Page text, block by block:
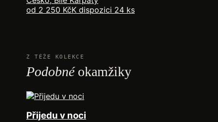
od 2 250 KčK dispozici 24 ks
Z TÉŽE KOLEKCE
Podobnéokamžiky
Přijedu v noci